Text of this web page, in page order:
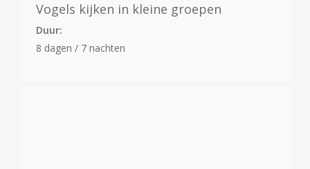
Vogels kijken in kleine groepen
Duur:
8 dagen / 7 nachten